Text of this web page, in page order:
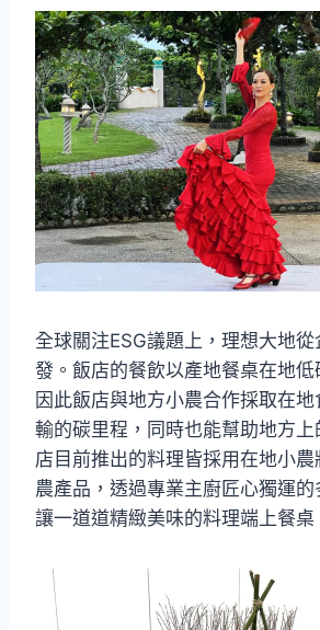
全球關注ESG議題上，理想大地
發。飯店的餐飲以產地餐桌在地低
因此飯店與地方小農合作採取在
輸的碳里程，同時也能幫助地方
店目前推出的料理皆採用在地小
農產品，透過專業主廚匠心獨運的
讓一道道精緻美味的料理端上餐桌